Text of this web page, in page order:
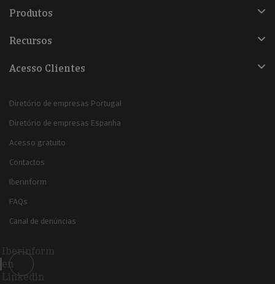
Produtos
Recursos
Acesso Clientes
Diretório de empresas Portugal
Diretório de empresas Espanha
Acesso gratuito
Contactos
Iberinform
FAQs
Canal de denúncias
Iberinform
en
Linkedin